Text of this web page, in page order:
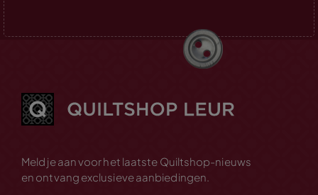
Meld je aan voor het laatste Quiltshop-nieuws
en ontvang exclusieve aanbiedingen.